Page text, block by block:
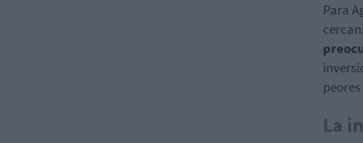
Para
La